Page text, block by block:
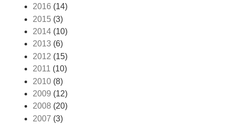
2016 (14)
2015 (3)
2014 (10)
2013 (6)
2012 (15)
2011 (10)
2010 (8)
2009 (12)
2008 (20)
2007 (3)